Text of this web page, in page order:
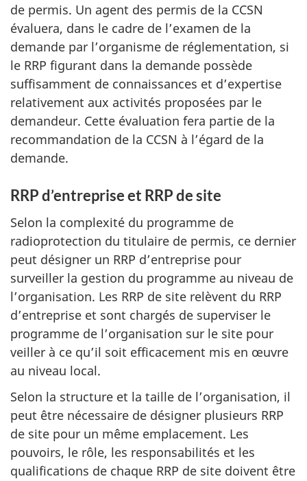
de permis. Un agent des permis de la CCSN
évaluera, dans le cadre de l’examen de la
demande par l’organisme de réglementation, si
le RRP figurant dans la demande possède
suffisamment de connaissances et d’expertise
relativement aux activités proposées par le
demandeur. Cette évaluation fera partie de la
recommandation de la CCSN à l’égard de la
demande.
RRP d’entreprise et RRP de site
Selon la complexité du programme de
radioprotection du titulaire de permis, ce dernier
peut désigner un RRP d’entreprise pour
surveiller la gestion du programme au niveau de
l’organisation. Les RRP de site relèvent du RRP
d’entreprise et sont chargés de superviser le
programme de l’organisation sur le site pour
veiller à ce qu’il soit efficacement mis en œuvre
au niveau local.
Selon la structure et la taille de l’organisation, il
peut être nécessaire de désigner plusieurs RRP
de site pour un même emplacement. Les
pouvoirs, le rôle, les responsabilités et les
qualifications de chaque RRP de site doivent être